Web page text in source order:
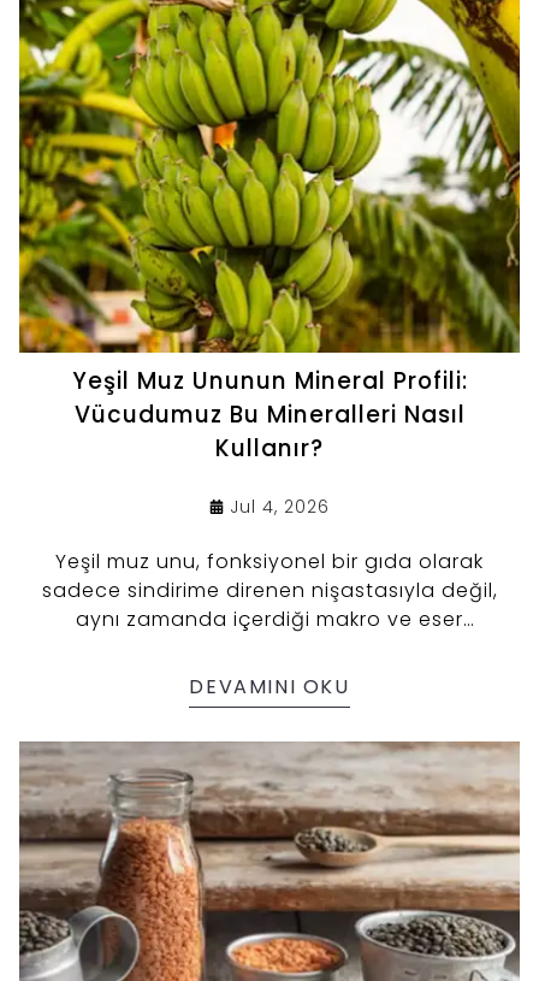
Yeşil Muz Ununun Mineral Profili:
Vücudumuz Bu Mineralleri Nasıl
Kullanır?
Jul 4, 2026
Yeşil muz unu, fonksiyonel bir gıda olarak
sadece sindirime direnen nişastasıyla değil,
aynı zamanda içerdiği makro ve eser
oynar.
DEVAMINI OKU